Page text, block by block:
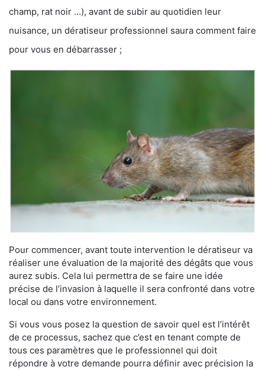
champ, rat noir …), avant de subir au quotidien leur
nuisance, un dératiseur professionnel saura comment faire
pour vous en débarrasser ;
Pour commencer, avant toute intervention le dératiseur va
réaliser une évaluation de la majorité des dégâts que vous
aurez subis. Cela lui permettra de se faire une idée
précise de l’invasion à laquelle il sera confronté dans votre
local ou dans votre environnement.
Si vous vous posez la question de savoir quel est l’intérêt
de ce processus, sachez que c’est en tenant compte de
tous ces paramètres que le professionnel qui doit
répondre à votre demande pourra définir avec précision la